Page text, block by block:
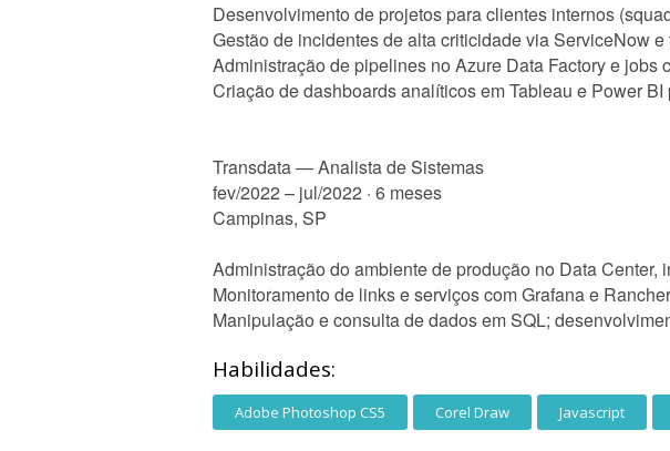
Desenvolvimento de projetos para clientes internos
Gestão de incidentes de alta criticidade via ServiceNow
Administração de pipelines no Azure Data Factory e jobs
Criação de dashboards analíticos em Tableau e Power
Transdata — Analista de Sistemas
fev/2022 – jul/2022 · 6 meses
Campinas, SP
Administração do ambiente de produção no Data
Monitoramento de links e serviços com Grafana e Rancher
Manipulação e consulta de dados em SQL;
Habilidades:
Adobe Photoshop CS5 Corel Draw Javascript